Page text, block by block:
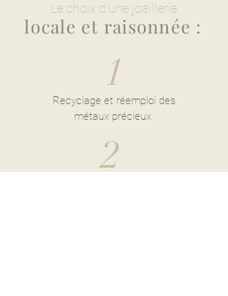
Le choix d'une joaillerie
locale et raisonnée :
1
Recyclage et réemploi des
métaux précieux.
2